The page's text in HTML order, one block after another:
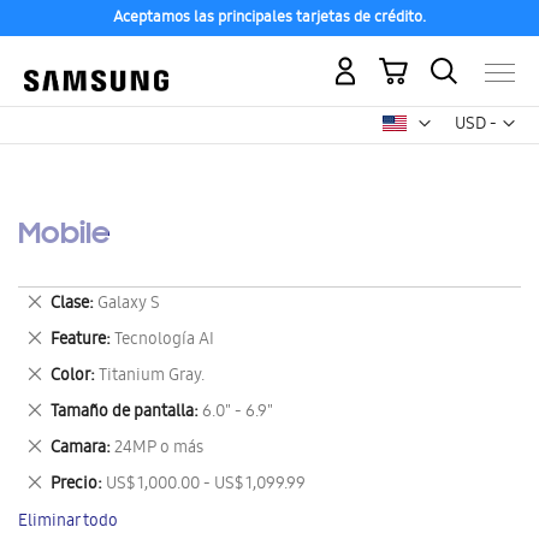
Aceptamos las principales tarjetas de crédito.
USD -
dólar
Mi carrito
Mobile
Clase Galaxy S
Eliminar
este
artículo
Feature Tecnología AI
Eliminar
este
artículo
Color Titanium Gray.
Eliminar
este
artículo
Tamaño de pantalla 6.0" - 6.9"
Eliminar
este
artículo
Camara 24MP o más
Eliminar
este
artículo
Precio US$ 1,000.00 - US$ 1,099.99
Eliminar
este
artículo
Eliminar todo